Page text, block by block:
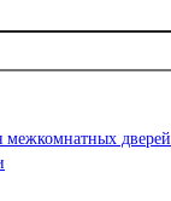
межкомнатных дверей